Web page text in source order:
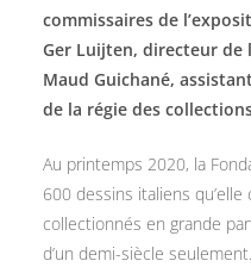
commissaires de
Ger Luijten, directeur de
Maud Guichané,
de la régie des
Au printemps 2020, la
600 dessins italiens
collectionnés en grande
d’un demi-siècle